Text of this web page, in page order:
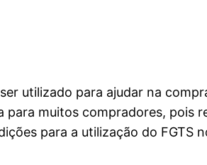
utilizado para ajudar na
muitos compradores, pois
para a utilização do FGTS